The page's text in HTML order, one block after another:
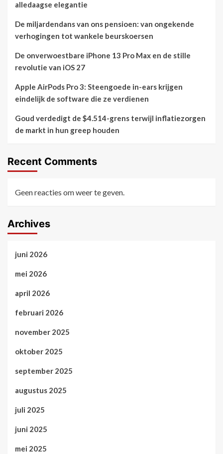
alledaagse elegantie
De miljardendans van ons pensioen: van ongekende
verhogingen tot wankele beurskoersen
De onverwoestbare iPhone 13 Pro Max en de stille
revolutie van iOS 27
Apple AirPods Pro 3: Steengoede in-ears krijgen
eindelijk de software die ze verdienen
Goud verdedigt de $4.514-grens terwijl inflatiezorgen
de markt in hun greep houden
Recent Comments
Geen reacties om weer te geven.
Archives
juni 2026
mei 2026
april 2026
februari 2026
november 2025
oktober 2025
september 2025
augustus 2025
juli 2025
juni 2025
mei 2025